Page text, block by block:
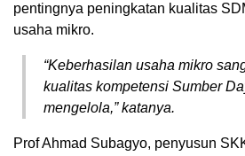
pentingnya peningkatan kualitas
usaha mikro.
“Keberhasilan usaha mikro
kualitas kompetensi Sumber
mengelola,” katanya.
Prof Ahmad Subagyo, penyusun